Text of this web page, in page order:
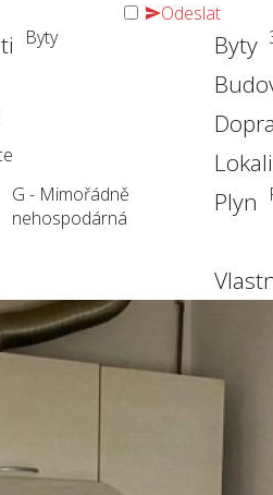
Odeslat
Byty Byty
G - Mimořádně
nehospodárná
Plyn